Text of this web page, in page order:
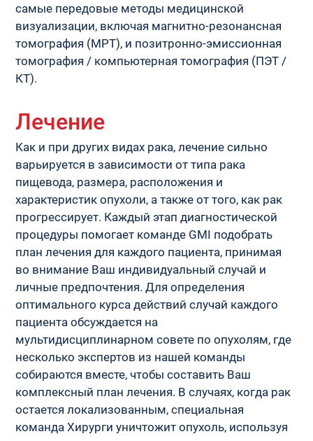
самые передовые методы медицинской
визуализации, включая магнитно-резонансная
томография (МРТ), и позитронно-эмиссионная
томография / компьютерная томография (ПЭТ /
КТ).
Лечение
Как и при других видах рака, лечение сильно
варьируется в зависимости от типа рака
пищевода, размера, расположения и
характеристик опухоли, а также от того, как рак
прогрессирует. Каждый этап диагностической
процедуры помогает команде GMI подобрать
план лечения для каждого пациента, принимая
во внимание Ваш индивидуальный случай и
личные предпочтения. Для определения
оптимального курса действий случай каждого
пациента обсуждается на
мультидисциплинарном совете по опухолям, где
несколько экспертов из нашей команды
собираются вместе, чтобы составить Ваш
комплексный план лечения. В случаях, когда рак
остается локализованным, специальная
команда Хирурги уничтожит опухоль, используя